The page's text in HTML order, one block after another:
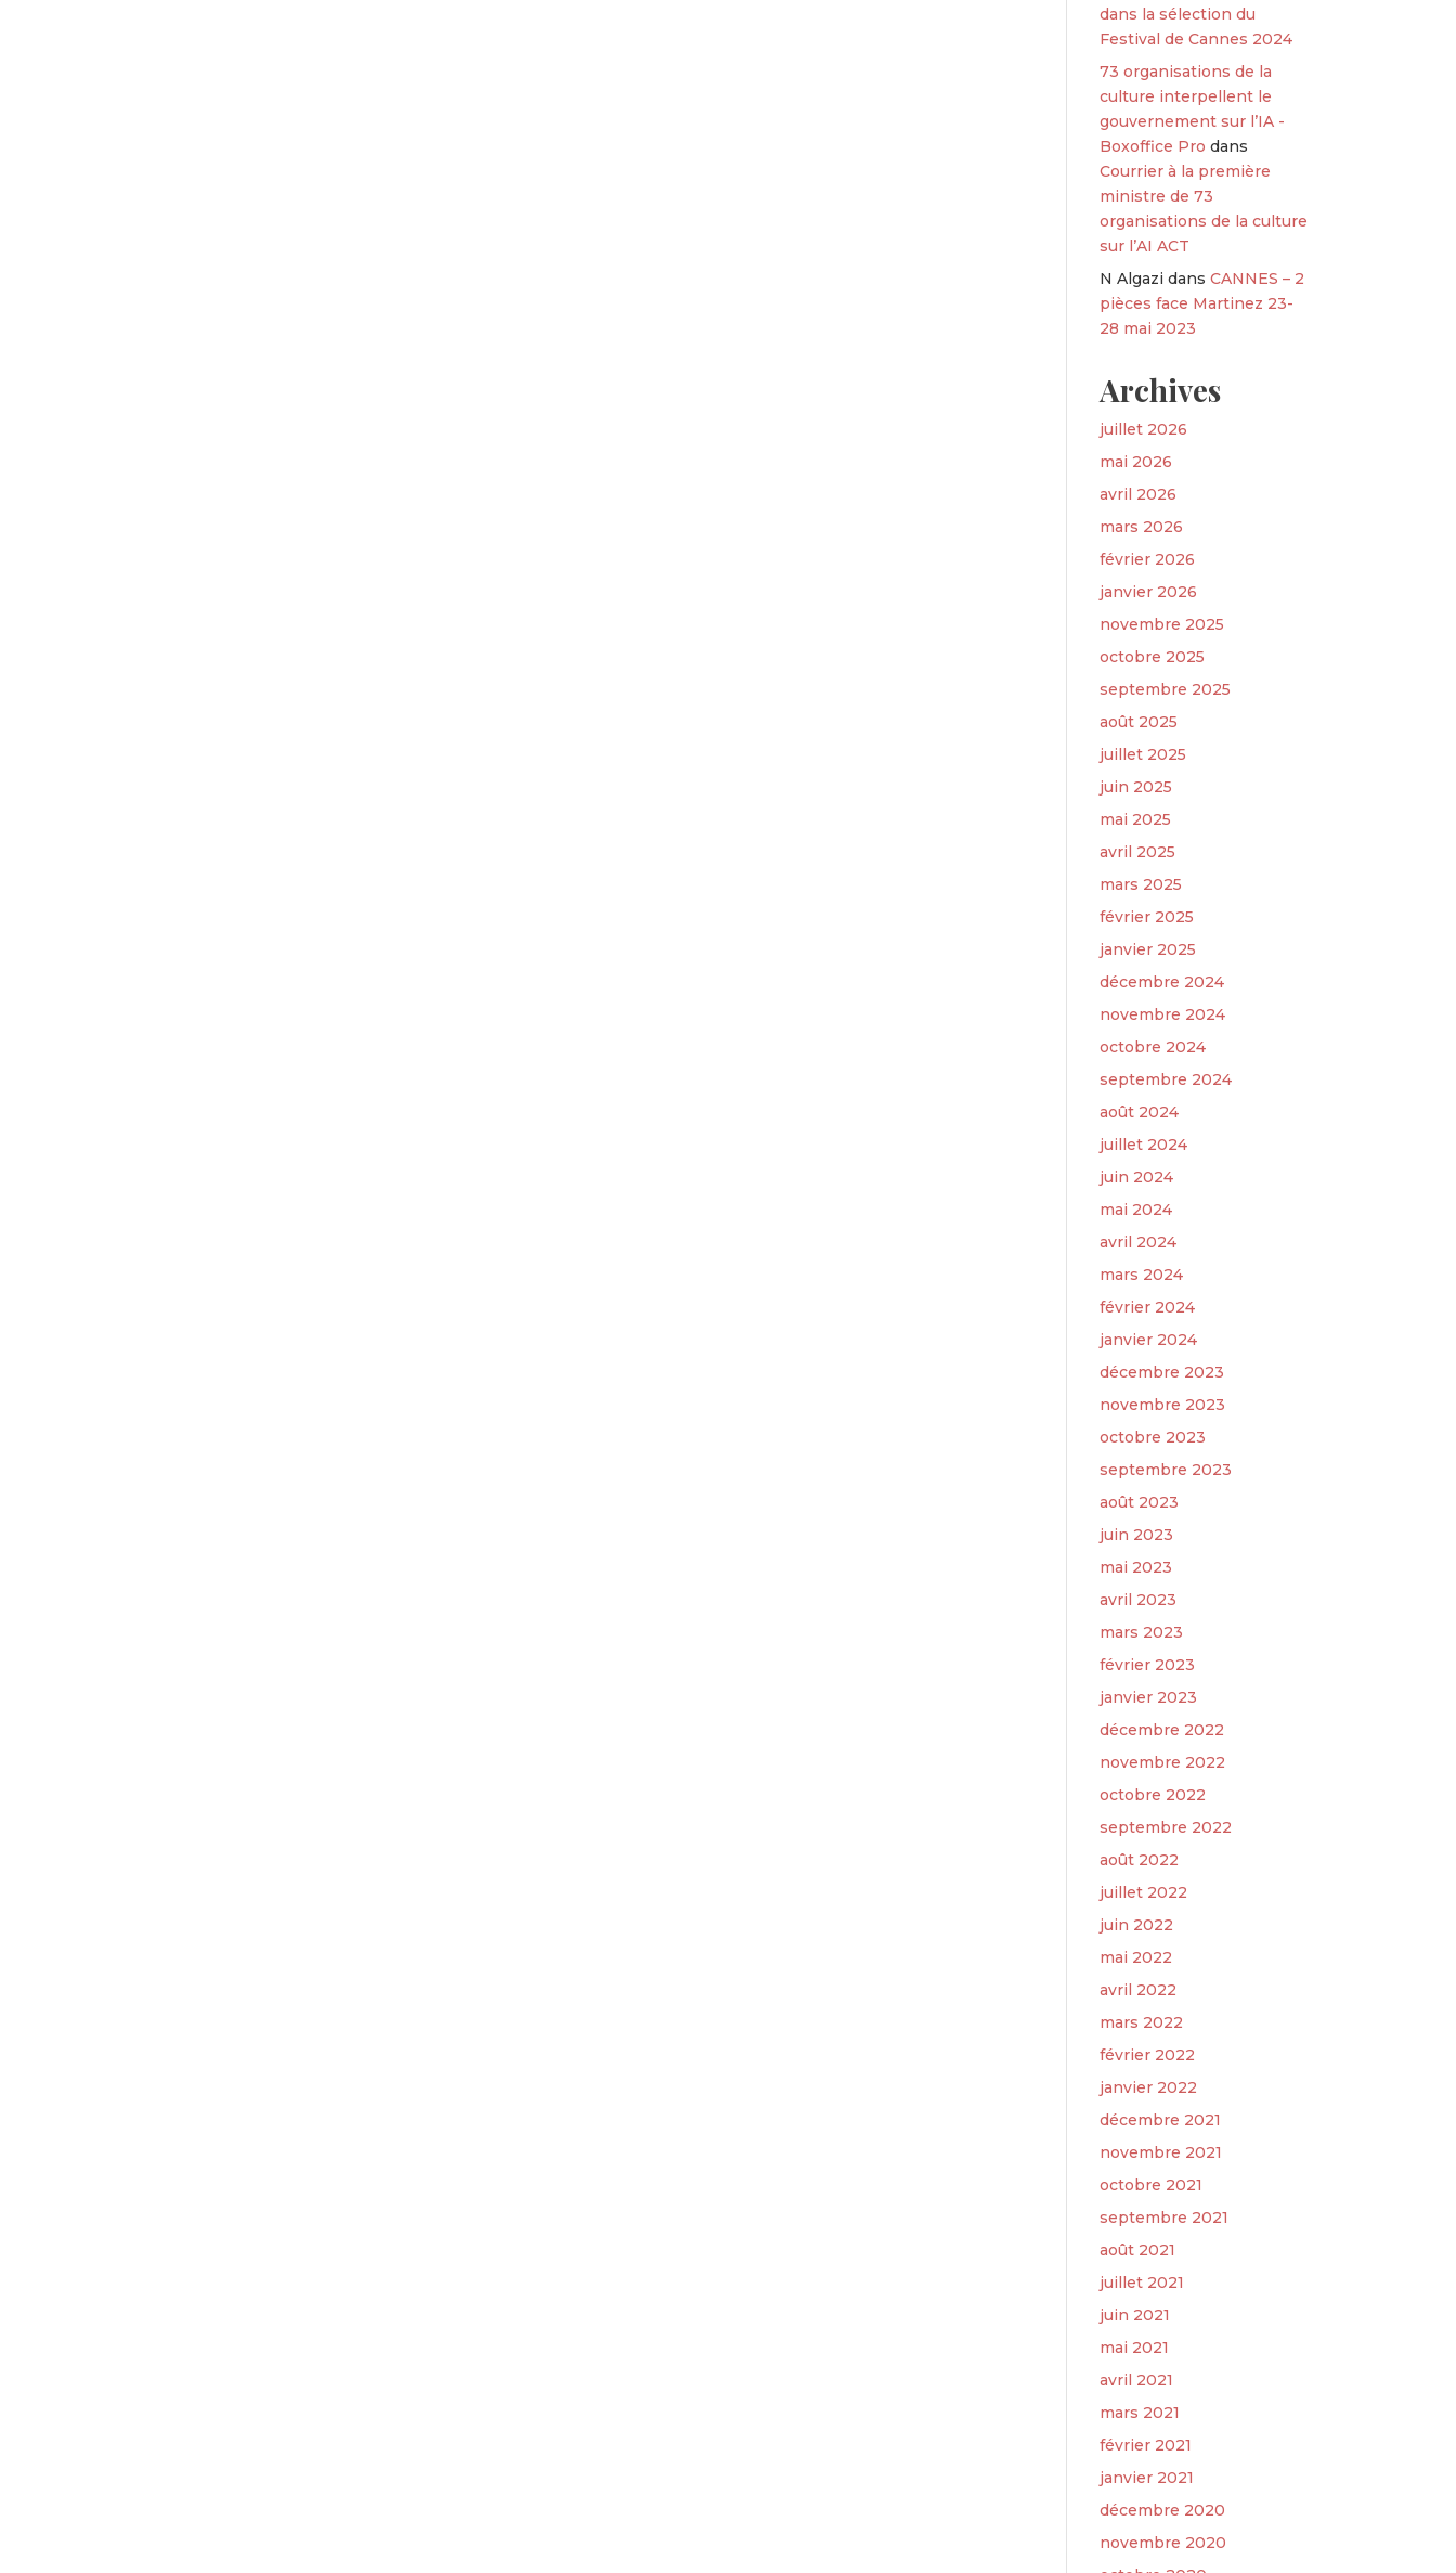
dans la sélection du
Festival de Cannes 2024
73 organisations de la
culture interpellent le
gouvernement sur l’IA -
Boxoffice Pro dans
Courrier à la première
ministre de 73
organisations de la culture
sur l’AI ACT
N Algazi dansCANNES – 2
pièces face Martinez 23-
28 mai 2023
Archives
juillet 2026
mai 2026
avril 2026
mars 2026
février 2026
janvier 2026
novembre 2025
octobre 2025
septembre 2025
août 2025
juillet 2025
juin 2025
mai 2025
avril 2025
mars 2025
février 2025
janvier 2025
décembre 2024
novembre 2024
octobre 2024
septembre 2024
août 2024
juillet 2024
juin 2024
mai 2024
avril 2024
mars 2024
février 2024
janvier 2024
décembre 2023
novembre 2023
octobre 2023
septembre 2023
août 2023
juin 2023
mai 2023
avril 2023
mars 2023
février 2023
janvier 2023
décembre 2022
novembre 2022
octobre 2022
septembre 2022
août 2022
juillet 2022
juin 2022
mai 2022
avril 2022
mars 2022
février 2022
janvier 2022
décembre 2021
novembre 2021
octobre 2021
septembre 2021
août 2021
juillet 2021
juin 2021
mai 2021
avril 2021
mars 2021
février 2021
janvier 2021
décembre 2020
novembre 2020